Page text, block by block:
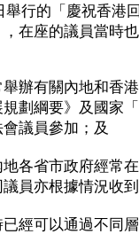
行的「慶祝香港
在座的議員當時
有關內地和香港
劃綱要》及國家
議員參加；及
省市政府經常在
員亦根據情況收
可以通過不同層